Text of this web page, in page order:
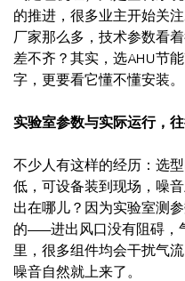
的推进，很多业主开始关
厂家那么多，技术参数看
差不齐？其实，选AHU节
字，更要看它懂不懂安装。
实验室参数与实际运行，
不少人有这样的经历：选
低，可设备装到现场，噪
出在哪儿？因为实验室测
的——进出风口没有阻碍，
里，很多组件均会干扰气
噪音自然就上来了。